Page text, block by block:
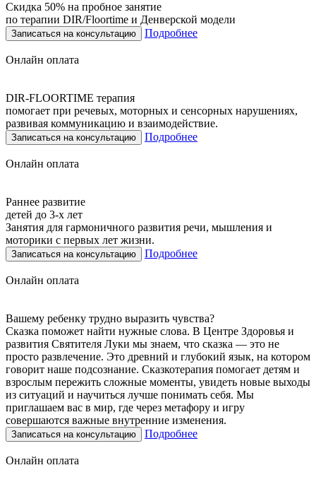
Скидка 50% на пробное занятие
по терапии DIR/Floortime и Денверской модели
Записаться на консультацию Подробнее
Онлайн оплата
DIR-FLOORTIME терапия
помогает при речевых, моторных и сенсорных нарушениях,
развивая коммуникацию и взаимодействие.
Записаться на консультацию Подробнее
Онлайн оплата
Раннее развитие
детей до 3-х лет
Занятия для гармоничного развития речи, мышления и
моторики с первых лет жизни.
Записаться на консультацию Подробнее
Онлайн оплата
Вашему ребенку трудно выразить чувства?
Сказка поможет найти нужные слова. В Центре Здоровья и
развития Святителя Луки мы знаем, что сказка — это не
просто развлечение. Это древний и глубокий язык, на котором
говорит наше подсознание. Сказкотерапия помогает детям и
взрослым пережить сложные моменты, увидеть новые выходы
из ситуаций и научиться лучше понимать себя. Мы
приглашаем вас в мир, где через метафору и игру
совершаются важные внутренние изменения.
Записаться на консультацию Подробнее
Онлайн оплата